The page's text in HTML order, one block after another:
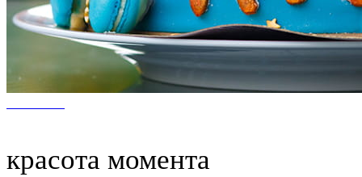
красота момента